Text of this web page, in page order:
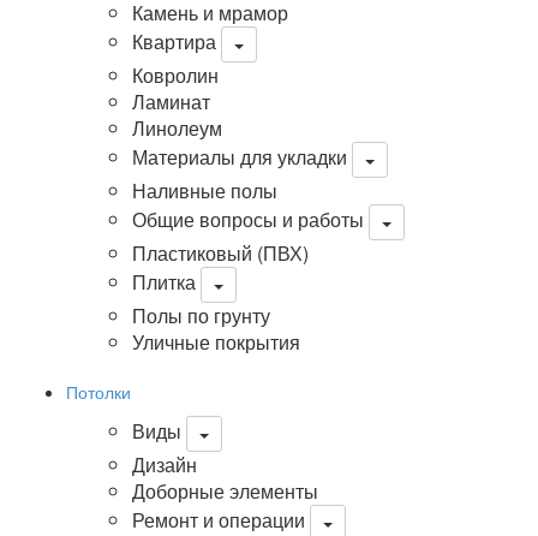
Камень и мрамор
Квартира
Ковролин
Ламинат
Линолеум
Материалы для укладки
Наливные полы
Общие вопросы и работы
Пластиковый (ПВХ)
Плитка
Полы по грунту
Уличные покрытия
Потолки
Виды
Дизайн
Доборные элементы
Ремонт и операции